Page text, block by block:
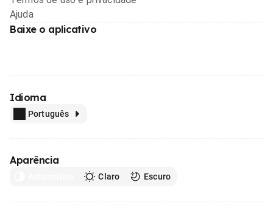
Ajuda
Baixe o aplicativo
Idioma
Português
Aparência
Claro Escuro